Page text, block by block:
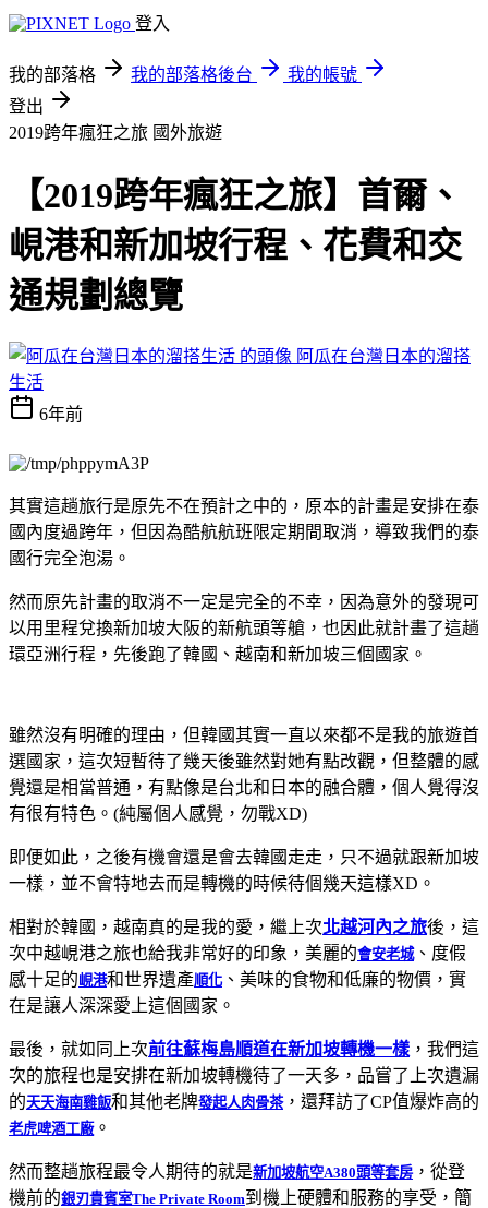
登入
我的部落格 我的部落格後台
我的帳號
登出
2019跨年瘋狂之旅 國外旅遊
【2019跨年瘋狂之旅】首爾、
峴港和新加坡行程、花費和交
通規劃總覽
阿瓜在台灣日本的溜搭
生活
6年前
其實這趟旅行是原先不在預計之中的，原本的計畫是安排在泰
國內度過跨年，但因為酷航航班限定期間取消，導致我們的泰
國行完全泡湯。
然而原先計畫的取消不一定是完全的不幸，因為意外的發現可
以用里程兌換新加坡大阪的新航頭等艙，也因此就計畫了這趟
環亞洲行程，先後跑了韓國、越南和新加坡三個國家。
雖然沒有明確的理由，但韓國其實一直以來都不是我的旅遊首
選國家，這次短暫待了幾天後雖然對她有點改觀，但整體的感
覺還是相當普通，有點像是台北和日本的融合體，個人覺得沒
有很有特色。(純屬個人感覺，勿戰XD)
即便如此，之後有機會還是會去韓國走走，只不過就跟新加坡
一樣，並不會特地去而是轉機的時候待個幾天這樣XD。
相對於韓國，越南真的是我的愛，繼上次北越河內之旅後，這
次中越峴港之旅也給我非常好的印象，美麗的會安老城、度假
感十足的峴港和世界遺產順化、美味的食物和低廉的物價，實
在是讓人深深愛上這個國家。
最後，就如同上次前往蘇梅島順道在新加坡轉機一樣 ，我們這
次的旅程也是安排在新加坡轉機待了一天多，品嘗了上次遺漏
的天天海南雞飯和其他老牌發起人肉骨茶，還拜訪了CP值爆炸高的
老虎啤酒工廠。
然而整趟旅程最令人期待的就是新加坡航空A380頭等套房，從登
機前的銀刃貴賓室The Private Room到機上硬體和服務的享受，簡